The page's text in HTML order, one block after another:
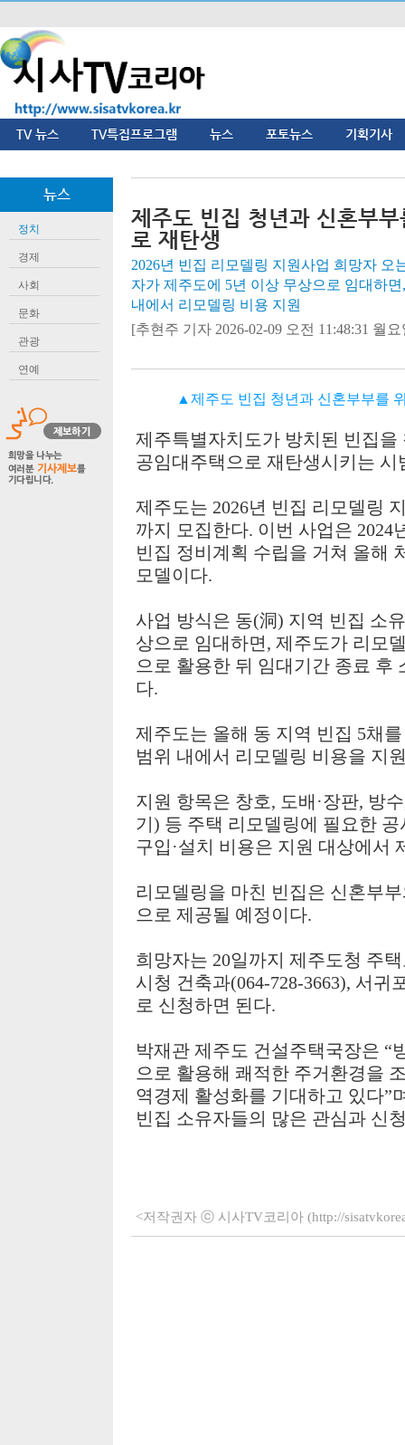
TV 뉴스 TV특집프로그램 뉴스 포토뉴스 기획기사
뉴스
정치
경제
사회
문화
관광
연예
제주도 빈집 청년과 신혼부
로 재탄생
2026년 빈집 리모델링 지원사업 희망자 오
자가 제주도에 5년 이상 무상으로 임대하
내에서 리모델링 비용 지원
[추현주 기자 2026-02-09 오전 11:48:31 월요
▲제주도 빈집 청년과 신혼부부를
제주특별자치도가 방치된 빈집
공임대주택으로 재탄생시키는 시
제주도는 2026년 빈집 리모델링
까지 모집한다. 이번 사업은 2024
빈집 정비계획 수립을 거쳐 올해
모델이다.
사업 방식은 동(洞) 지역 빈집 소
상으로 임대하면, 제주도가 리모
으로 활용한 뒤 임대기간 종료 후
다.
제주도는 올해 동 지역 빈집 5채
범위 내에서 리모델링 비용을 지
지원 항목은 창호, 도배 ·장판, 방수
기 ) 등 주택 리모델링에 필요한 공
구입 ·설치 비용은 지원 대상에서
리모델링을 마친 빈집은 신혼부
으로 제공될 예정이다.
희망자는 20일까지 제주도청 주
시청 건축과(064-728-3663), 서귀
로 신청하면 된다.
박재관 제주도 건설주택국장은 “
으로 활용해 쾌적한 주거환경을
역경제 활성화를 기대하고 있다”
빈집 소유자들의 많은 관심과 신
<저작권자 ⓒ 시사TV코리아 (http://